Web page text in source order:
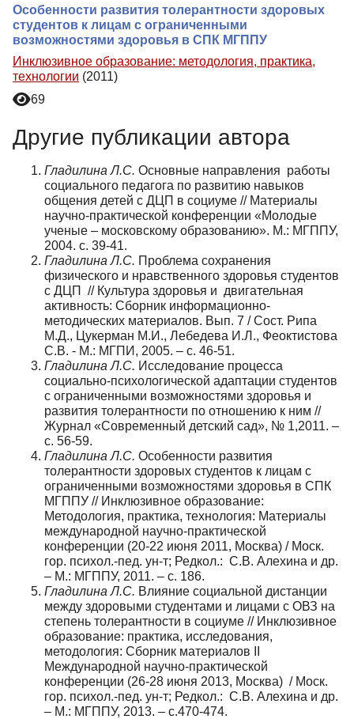
Особенности развития толерантности здоровых
студентов к лицам с ограниченными
возможностями здоровья в СПК МГППУ
Инклюзивное образование: методология, практика,
технологии (2011)
69
Другие публикации автора
Гладилина Л.С. Основные направления работы
социального педагога по развитию навыков
общения детей с ДЦП в социуме // Материалы
научно-практической конференции «Молодые
ученые – московскому образованию». М.: МГППУ,
2004. с. 39-41.
Гладилина Л.С. Проблема сохранения
физического и нравственного здоровья студентов
с ДЦП // Культура здоровья и двигательная
активность: Сборник информационно-
методических материалов. Вып. 7 / Сост. Рипа
М.Д., Цукерман М.И., Лебедева И.Л., Феоктистова
С.В. - М.: МГПИ, 2005. – с. 46-51.
Гладилина Л.С. Исследование процесса
социально-психологической адаптации студентов
с ограниченными возможностями здоровья и
развития толерантности по отношению к ним //
Журнал «Современный детский сад», № 1,2011. –
с. 56-59.
Гладилина Л.С. Особенности развития
толерантности здоровых студентов к лицам с
ограниченными возможностями здоровья в СПК
МГППУ // Инклюзивное образование:
Методология, практика, технология: Материалы
международной научно-практической
конференции (20-22 июня 2011, Москва) / Моск.
гор. психол.-пед. ун-т; Редкол.: С.В. Алехина и др.
– М.: МГППУ, 2011. – с. 186.
Гладилина Л.С. Влияние социальной дистанции
между здоровыми студентами и лицами с ОВЗ на
степень толерантности в социуме // Инклюзивное
образование: практика, исследования,
методология: Сборник материалов II
Международной научно-практической
конференции (26-28 июня 2013, Москва) / Моск.
гор. психол.-пед. ун-т; Редкол.: С.В. Алехина и др.
– М.: МГППУ, 2013. – с.470-474.